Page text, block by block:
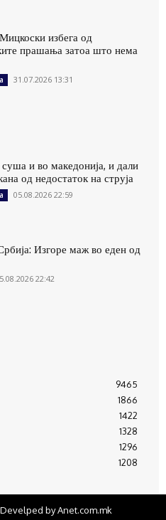
избега од
прашања затоа што нема
31.07.2026 13:31
и во македонија, и дали
од недостаток на струја
05.08.2026 22:59
Изгоре маж во еден од
22:42
9465
1866
1422
1328
1296
1208
by Anet.com.mk